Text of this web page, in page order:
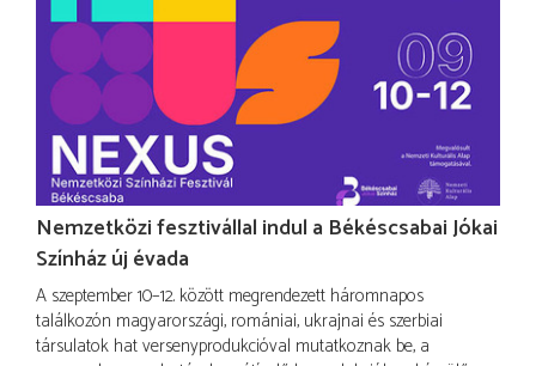
Nemzetközi fesztivállal indul a Békéscsabai Jókai
Színház új évada
A szeptember 10–12. között megrendezett háromnapos
találkozón magyarországi, romániai, ukrajnai és szerbiai
társulatok hat versenyprodukcióval mutatkoznak be, a